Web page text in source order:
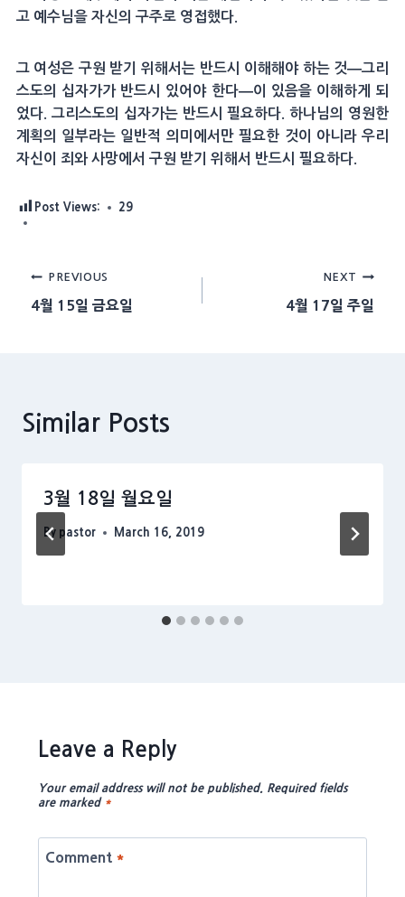
고 예수님을 자신의 구주로 영접했다.
그 여성은 구원 받기 위해서는 반드시 이해해야 하는 것―그리
스도의 십자가가 반드시 있어야 한다―이 있음을 이해하게 되
었다. 그리스도의 십자가는 반드시 필요하다. 하나님의 영원한
계획의 일부라는 일반적 의미에서만 필요한 것이 아니라 우리
자신이 죄와 사망에서 구원 받기 위해서 반드시 필요하다.
Post Views: 29
Post
navigation
PREVIOUS
4월 15일 금요일
NEXT
4월 17일 주일
Similar Posts
3월 18일 월요일
By pastor March 16, 2019
Leave a Reply
Your email address will not be published. Required fields
are marked *
Comment *